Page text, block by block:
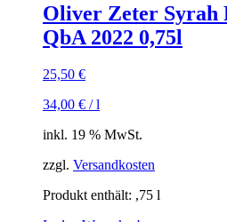
Oliver Zeter Syrah
QbA 2022 0,75l
25,50 €
34,00 € /l
inkl. 19 % MwSt.
zzgl. Versandkosten
Produkt enthält: ,75 l